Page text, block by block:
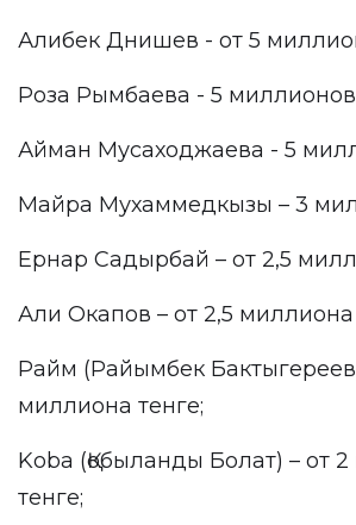
Алибек Днишев - от 5
Роза Рымбаева - 5 миллионов
Айман Мусаходжаева - 5
Майра Мухаммедкызы – 3
Ернар Садырбай – от 2,5
Али Окапов – от 2,5 миллиона
Райм (Райымбек
миллиона тенге;
Koba (Қобыланды Болат) – от
тенге;